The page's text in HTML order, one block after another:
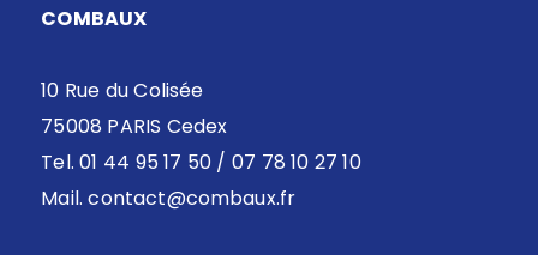
COMBAUX
10 Rue du Colisée
75008 PARIS Cedex
Tel. 01 44 95 17 50 / 07 78 10 27 10
Mail.contact@combaux.fr